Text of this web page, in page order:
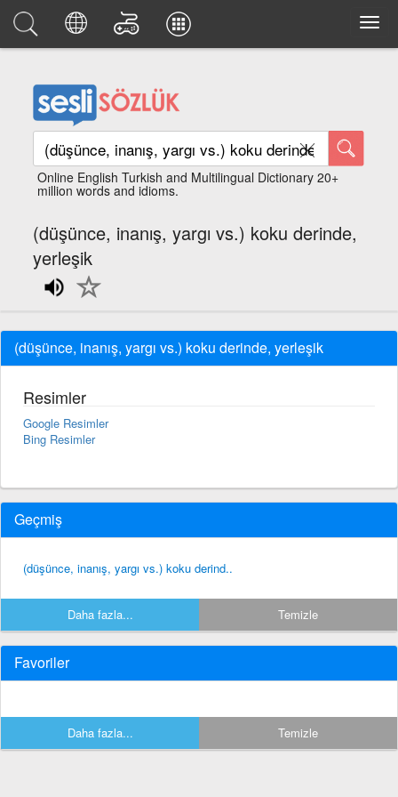
Online English Turkish and Multilingual Dictionary 20+
million words and idioms.
(düşünce, inanış, yargı vs.) koku derinde,
yerleşik
(düşünce, inanış, yargı vs.) koku derinde, yerleşik
Resimler
Google Resimler
Bing Resimler
Geçmiş
(düşünce, inanış, yargı vs.) koku derind..
Daha fazla... Temizle
Favoriler
Daha fazla... Temizle